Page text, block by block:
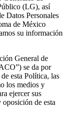
(LG), así
Datos Personales
de México
su información
General de
se da por
esta Política, las
los medios y
ejercer sus
de esta